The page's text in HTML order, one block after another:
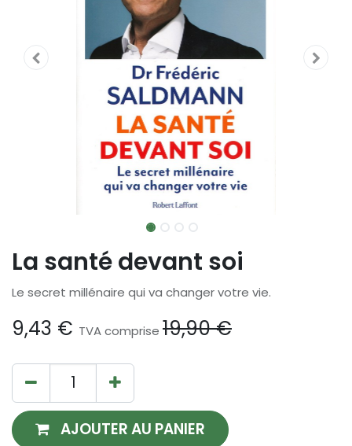
La santé devant soi
Le secret millénaire qui va changer votre vie.
9,43 € TVA comprise 19,90€
AJOUTER AU PANIER